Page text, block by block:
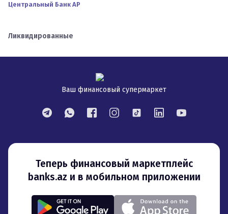
Центральный Банк АР
Ликвидированные
Ваш финансовый супермаркет
Теперь финансовый маркетплейс
banks.az и в мобильном приложении